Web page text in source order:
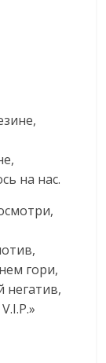
на нас.
гори,
негатив,